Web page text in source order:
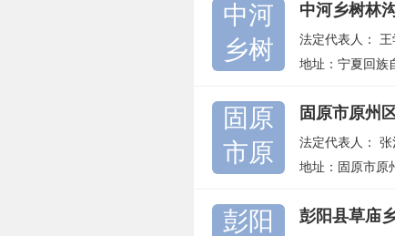
中河
乡树
中河乡树林
法定代表人： 王
地址：宁夏回族
固原
市原
固原市原州
法定代表人：张
地址：固原市原
彭阳
彭阳县草庙